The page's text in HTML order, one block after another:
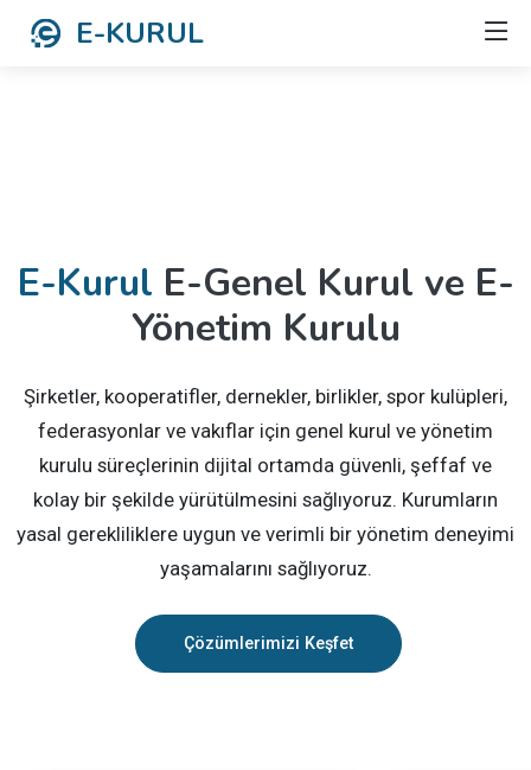
E-KURUL
E-Kurul E-Genel Kurul ve E-
Yönetim Kurulu
Şirketler, kooperatifler, dernekler, birlikler, spor kulüpleri,
federasyonlar ve vakıflar için genel kurul ve yönetim
kurulu süreçlerinin dijital ortamda güvenli, şeffaf ve
kolay bir şekilde yürütülmesini sağlıyoruz. Kurumların
yasal gerekliliklere uygun ve verimli bir yönetim deneyimi
yaşamalarını sağlıyoruz.
Çözümlerimizi Keşfet